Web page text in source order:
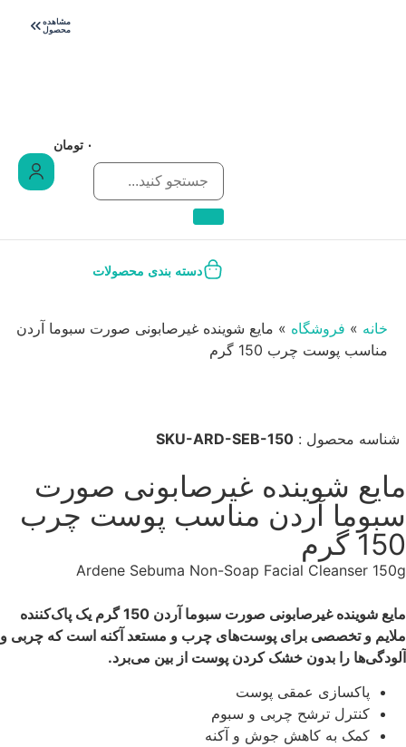
مشاهده
محصول
۰ تومان
دسته بندی محصولات
خانه » فروشگاه » مایع شوینده غیرصابونی صورت سبوما آردن
مناسب پوست چرب 150 گرم
شناسه محصول : SKU-ARD-SEB-150
مایع شوینده غیرصابونی صورت
سبوما آردن مناسب پوست چرب
150 گرم
Ardene Sebuma Non-Soap Facial Cleanser 150g
مایع شوینده غیرصابونی صورت سبوما آردن 150 گرم یک پاک‌کننده
ملایم و تخصصی برای پوست‌های چرب و مستعد آکنه است که چربی و
آلودگی‌ها را بدون خشک کردن پوست از بین می‌برد.
پاکسازی عمقی پوست
کنترل ترشح چربی و سبوم
کمک به کاهش جوش و آکنه